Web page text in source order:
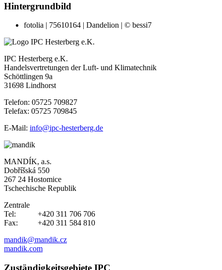
Hintergrundbild
fotolia | 75610164 | Dandelion | © bessi7
IPC Hesterberg e.K.
Handelsvertretungen der Luft- und Klimatechnik
Schöttlingen 9a
31698 Lindhorst
Telefon: 05725 709827
Telefax: 05725 709845
E-Mail: info@ipc-hesterberg.de
MANDÍK, a.s.
Dobříšská 550
267 24 Hostomice
Tschechische Republik
Zentrale
Tel: +420 311 706 706
Fax: +420 311 584 810
mandik@mandik.cz
mandik.com
Zuständigkeitsgebiete IPC